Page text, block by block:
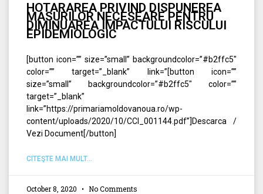
HOTARAREA PRIVIND DISPUNEREA
MASURILOR NECESEARE PENTRU
DIMINUAREA IMPACTULUI RISCULUI
EPIDEMIOLOGIC
[button icon=”” size=”small” backgroundcolor=”#b2ffc5″
color=”” target=”_blank” link=”[button icon=””
size=”small” backgroundcolor=”#b2ffc5″ color=””
target=”_blank”
link=”https://primariamoldovanoua.ro/wp-
content/uploads/2020/10/CCI_001144.pdf”]Descarca /
Vezi Document[/button]
CITEŞTE MAI MULT...
October 8, 2020 No Comments